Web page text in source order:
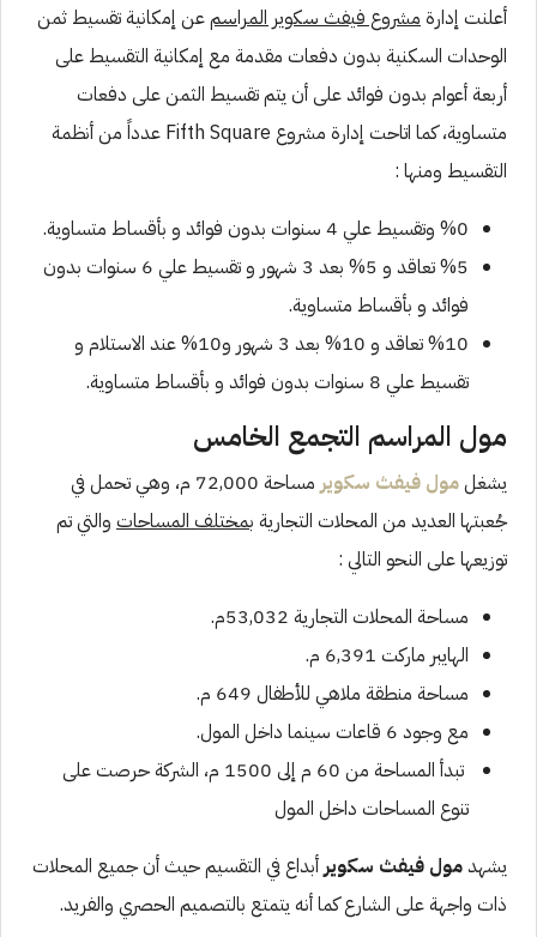
أعلنت إدارةمشروع فيفث سكوير المراسمعن إمكانية تقسيط ثمن
الوحدات السكنية بدون دفعات مقدمة مع إمكانية التقسيط على
أربعة أعوام بدون فوائد على أن يتم تقسيط الثمن على دفعات
متساوية، كما اتاحت إدارة مشروع Fifth Square عدداً من أنظمة
التقسيط ومنها :
%0 وتقسيط علي 4 سنوات بدون فوائد و بأقساط متساوية.
%5 تعاقد و 5% بعد 3 شهور و تقسيط علي 6 سنوات بدون
فوائد و بأقساط متساوية.
%10 تعاقد و 10% بعد 3 شهور و10% عند الاستلام و
تقسيط علي 8 سنوات بدون فوائد و بأقساط متساوية.
مول المراسم التجمع الخامس
يشغلمول فيفث سكوير
مساحة 72,000 م، وهي تحمل في
جُعبتها العديد من المحلات التجارية بمختلف المساحات والتي تم
توزيعها على النحو التالي :
مساحة المحلات التجارية 53,032م.
الهايبر ماركت 6,391 م.
مساحة منطقة ملاهي للأطفال 649 م.
مع وجود 6 قاعات سينما داخل المول.
تبدأ المساحة من 60 م إلى 1500 م، الشركة حرصت على
تنوع المساحات داخل المول
يشهدمول فيفث سكويرأبداع في التقسيم حيث أن جميع المحلات
ذات واجهة على الشارع كما أنه يتمتع بالتصميم الحصري والفريد.